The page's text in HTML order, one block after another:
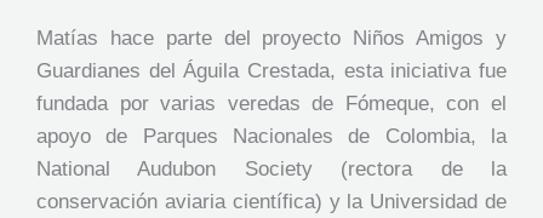
Matías hace parte del proyecto Niños Amigos y
Guardianes del Águila Crestada, esta iniciativa fue
fundada por varias veredas de Fómeque, con el
apoyo de Parques Nacionales de Colombia, la
National Audubon Society (rectora de la
conservación aviaria científica) y la Universidad de